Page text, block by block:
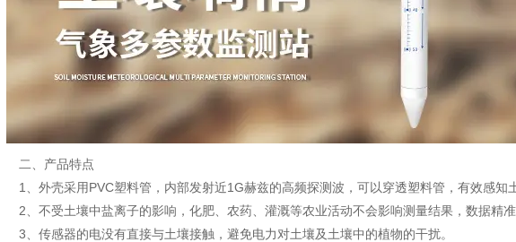
二、产品特点
1、外壳采用PVC塑料管，内部发射近1G赫兹的高频探测波，可以穿透塑料管，有效感知土
2、不受土壤中盐离子的影响，化肥、农药、灌溉等农业活动不会影响测量结果，数据精准
3、传感器的电没有直接与土壤接触，避免电力对土壤及土壤中的植物的干扰。